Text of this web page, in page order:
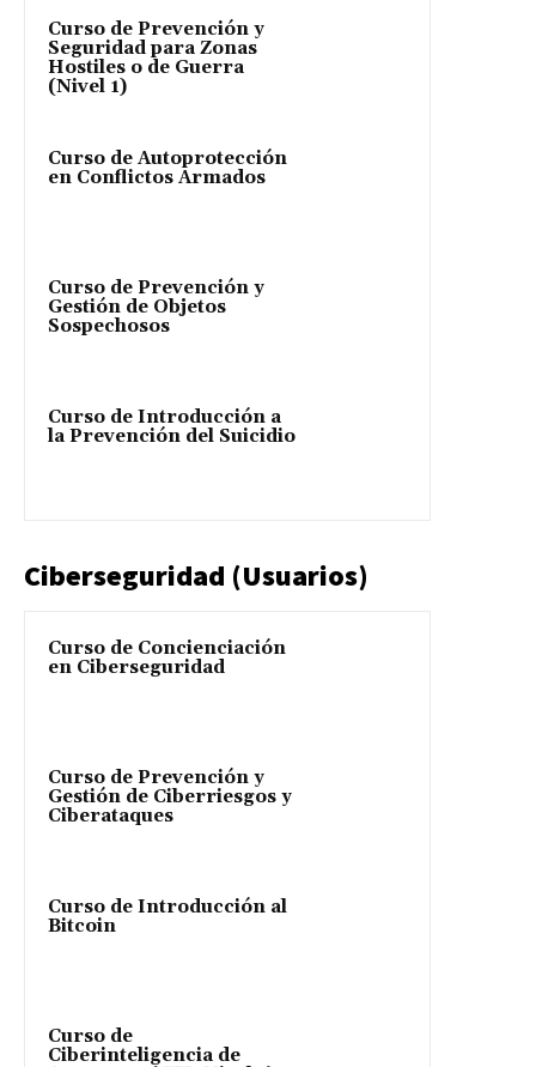
Curso de Prevención y
Seguridad para Zonas
Hostiles o de Guerra
(Nivel 1)
Curso de Autoprotección
en Conflictos Armados
Curso de Prevención y
Gestión de Objetos
Sospechosos
Curso de Introducción a
la Prevención del Suicidio
Ciberseguridad (Usuarios)
Curso de Concienciación
en Ciberseguridad
Curso de Prevención y
Gestión de Ciberriesgos y
Ciberataques
Curso de Introducción al
Bitcoin
Curso de
Ciberinteligencia de